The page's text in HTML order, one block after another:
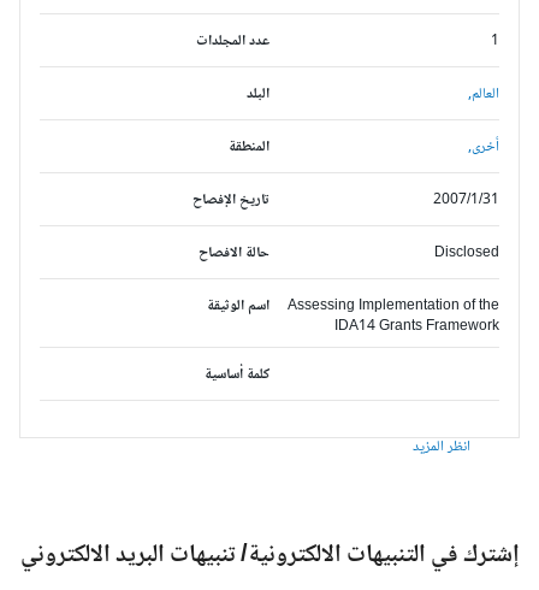
عدد المجلدات
البلد العالم,
المنطقة أخرى,
تاريخ الإفصاح 2007/1/31
حالة الافصاح Disclosed
اسم الوثيقة
Assessing Implementation of the
IDA14 Grants Framework
كلمة أساسية
انظر المزيد
إشترك في التنبيهات الالكترونية/ تنبيهات البريد الالكتروني